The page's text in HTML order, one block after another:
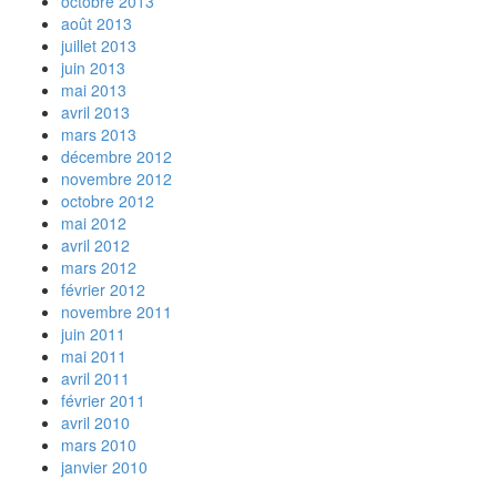
août 2013
juillet 2013
juin 2013
mai 2013
avril 2013
mars 2013
décembre 2012
novembre 2012
octobre 2012
mai 2012
avril 2012
mars 2012
février 2012
novembre 2011
juin 2011
mai 2011
avril 2011
février 2011
avril 2010
mars 2010
janvier 2010